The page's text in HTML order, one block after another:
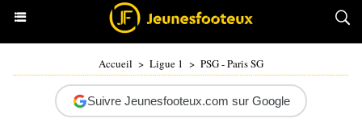
Accueil > Ligue 1 > PSG - Paris SG
Suivre Jeunesfooteux.com sur Google